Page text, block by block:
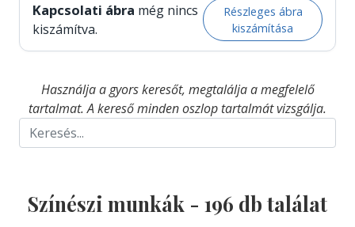
Kapcsolati ábra még nincs
kiszámítva.
Részleges ábra
kiszámítása
Használja a gyors keresőt, megtalálja a megfelelő
tartalmat. A kereső minden oszlop tartalmát vizsgálja.
Színészi munkák - 196 db találat